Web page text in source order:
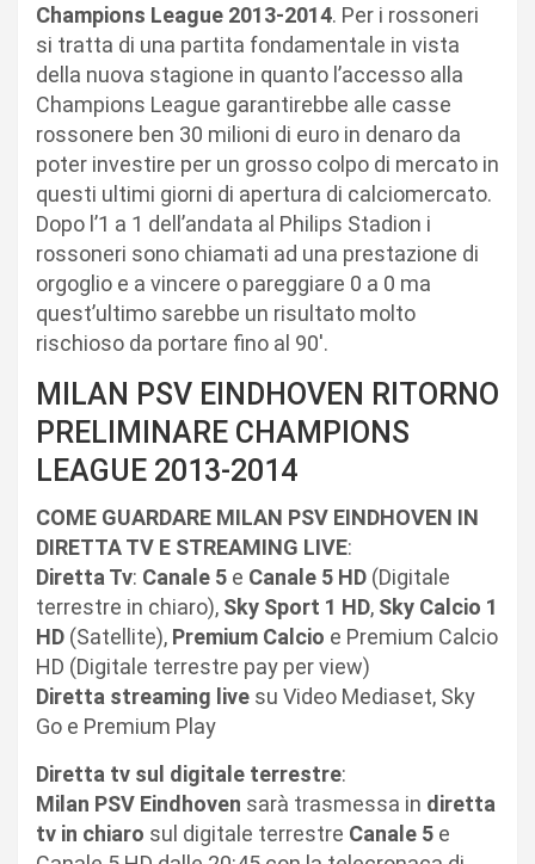
Champions League 2013-2014. Per i rossoneri
si tratta di una partita fondamentale in vista
della nuova stagione in quanto l’accesso alla
Champions League garantirebbe alle casse
rossonere ben 30 milioni di euro in denaro da
poter investire per un grosso colpo di mercato in
questi ultimi giorni di apertura di calciomercato.
Dopo l’1 a 1 dell’andata al Philips Stadion i
rossoneri sono chiamati ad una prestazione di
orgoglio e a vincere o pareggiare 0 a 0 ma
quest’ultimo sarebbe un risultato molto
rischioso da portare fino al 90′.
MILAN PSV EINDHOVEN RITORNO
PRELIMINARE CHAMPIONS
LEAGUE 2013-2014
COME GUARDARE MILAN PSV EINDHOVEN IN
DIRETTA TV E STREAMING LIVE:
Diretta Tv: Canale 5 e Canale 5 HD (Digitale
terrestre in chiaro), Sky Sport 1 HD, Sky Calcio 1
HD (Satellite), Premium Calcio e Premium Calcio
HD (Digitale terrestre pay per view)
Diretta streaming live su Video Mediaset, Sky
Go e Premium Play
Diretta tv sul digitale terrestre:
Milan PSV Eindhoven sarà trasmessa in diretta
tv in chiaro sul digitale terrestre Canale 5 e